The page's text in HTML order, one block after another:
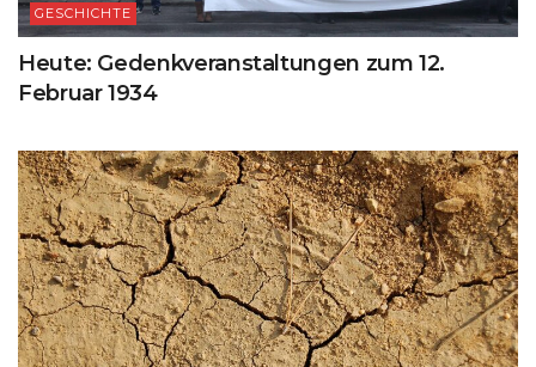
GESCHICHTE
Heute: Gedenkveranstaltungen zum 12.
Februar 1934